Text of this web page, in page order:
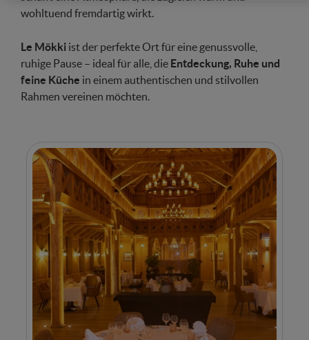
wohltuend fremdartig wirkt.
Le Mökki ist der perfekte Ort für eine genussvolle,
ruhige Pause – ideal für alle, die Entdeckung, Ruhe und
feine Küche in einem authentischen und stilvollen
Rahmen vereinen möchten.